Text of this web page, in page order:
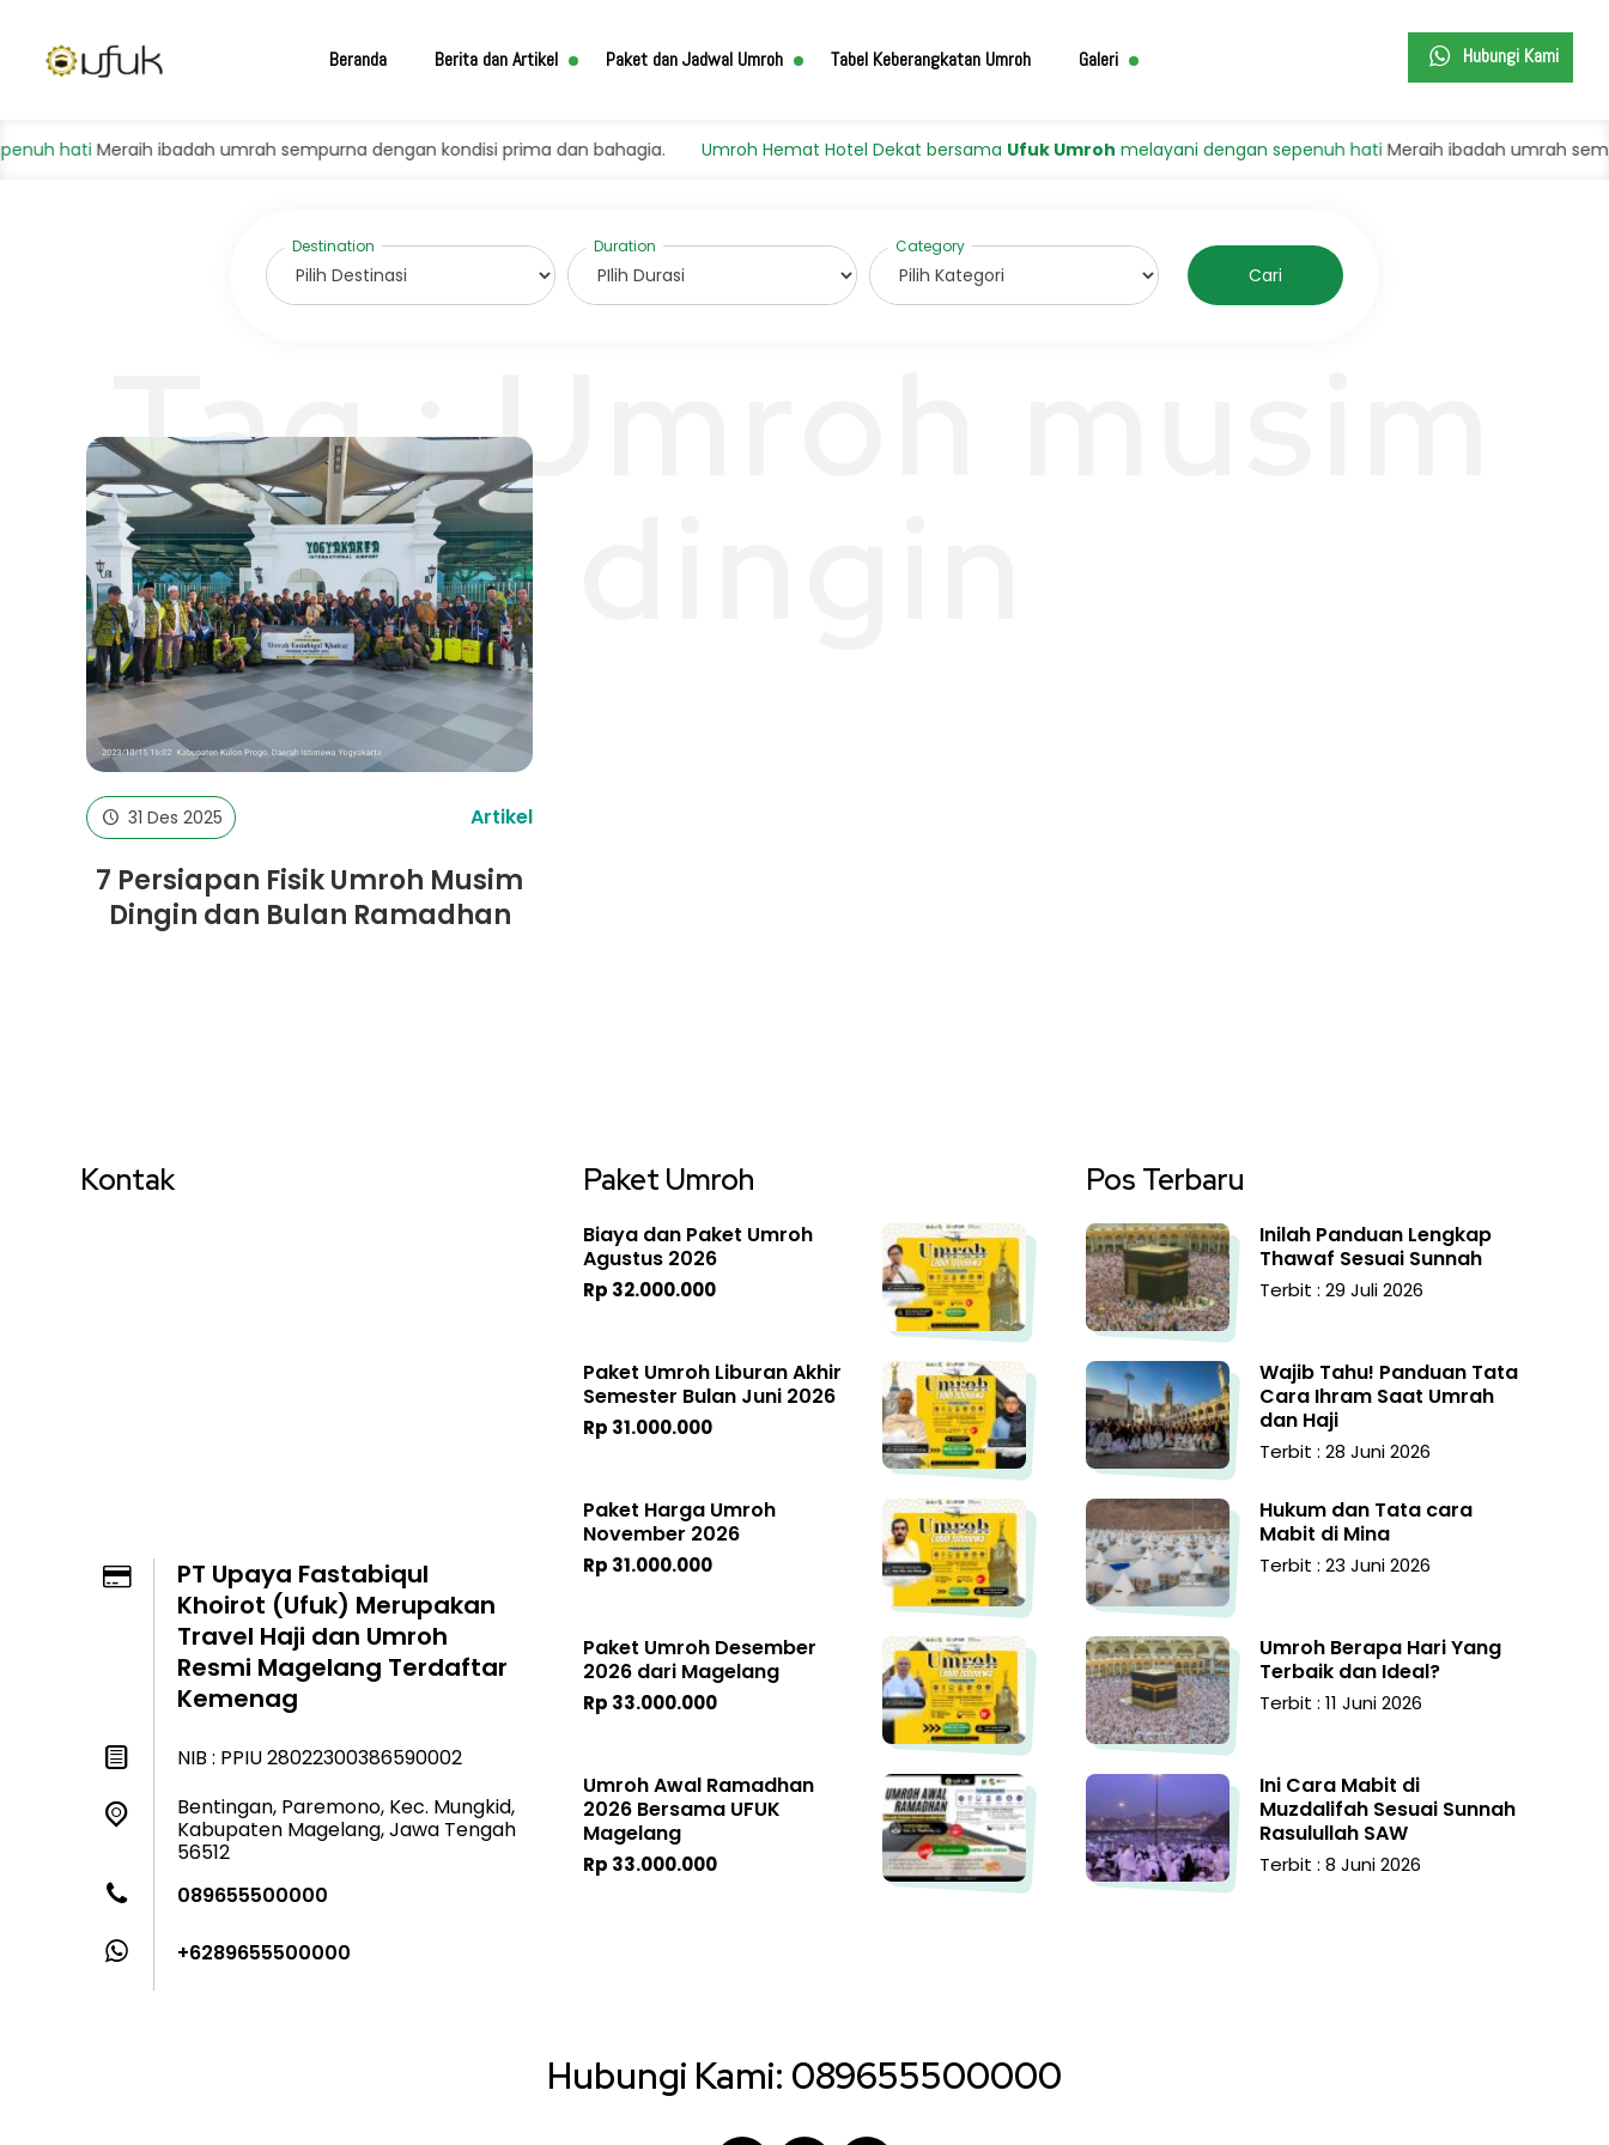
Beranda Berita dan Artikel Paket dan Jadwal Umroh Tabel Keberangkatan Umroh Galeri Hubungi Kami
Umroh Hemat Hotel Dekat bersamaUfuk Umroh melayani dengan sepenuh hatiMeraih ibadah umrah sempurna
Meraih ibadah umrah sempurna dengan kondisi prima dan bahagia.
Cari
Tag : Umroh musim
31 Des 2025 Artikel
7 Persiapan Fisik Umroh Musim
Dingin dan Bulan Ramadhan
Kontak
PT Upaya Fastabiqul
Khoirot (Ufuk) Merupakan
Travel Haji dan Umroh
Resmi Magelang Terdaftar
Kemenag
NIB : PPIU 28022300386590002
Bentingan, Paremono, Kec. Mungkid,
Kabupaten Magelang, Jawa Tengah
56512
089655500000
+6289655500000
Paket Umroh
Biaya dan Paket Umroh
Agustus 2026
Rp 32.000.000
Paket Umroh Liburan Akhir
Semester Bulan Juni 2026
Rp 31.000.000
Paket Harga Umroh
November 2026
Rp 31.000.000
Paket Umroh Desember
2026 dari Magelang
Rp 33.000.000
Umroh Awal Ramadhan
2026 Bersama UFUK
Magelang
Rp 33.000.000
Pos Terbaru
Inilah Panduan Lengkap
Thawaf Sesuai Sunnah
Terbit : 29 Juli 2026
Wajib Tahu! Panduan Tata
Cara Ihram Saat Umrah
dan Haji
Terbit : 28 Juni 2026
Hukum dan Tata cara
Mabit di Mina
Terbit : 23 Juni 2026
Umroh Berapa Hari Yang
Terbaik dan Ideal?
Terbit : 11 Juni 2026
Ini Cara Mabit di
Muzdalifah Sesuai Sunnah
Rasulullah SAW
Terbit : 8 Juni 2026
Hubungi Kami: 089655500000